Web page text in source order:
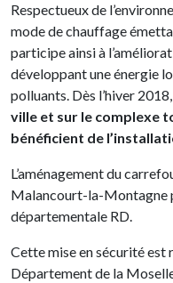
Respectueux de
mode de chauffage
participe ainsi à
développant une énergie
polluants. Dès l’hiver 2018,
ville et sur le complexe
bénéficient de
L’aménagement du
Malancourt-la-Montagne
départementale RD.
Cette mise en sécurité est
Département de la